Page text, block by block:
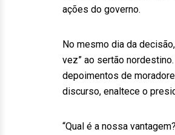
ações do governo.
No mesmo dia da
vez” ao sertão
depoimentos de
discurso, enaltece o
“Qual é a nossa